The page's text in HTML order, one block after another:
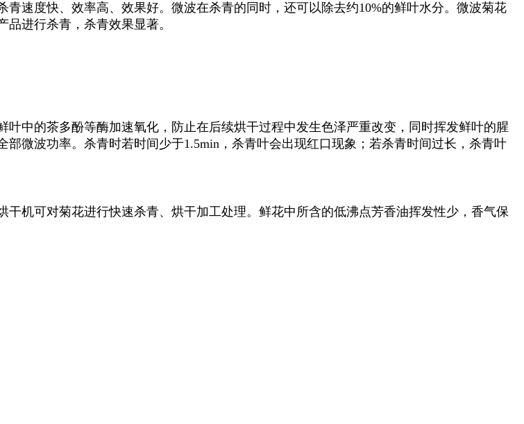
速度快、效率高、效果好。微波在杀青的同时，还可以除去约10%的鲜叶水分。微波菊花
进行杀青，杀青效果显著。
中的茶多酚等酶加速氧化，防止在后续烘干过程中发生色泽严重改变，同时挥发鲜叶的腥
微波功率。杀青时若时间少于1.5min，杀青叶会出现红口现象；若杀青时间过长，杀青叶
机可对菊花进行快速杀青、烘干加工处理。鲜花中所含的低沸点芳香油挥发性少，香气保